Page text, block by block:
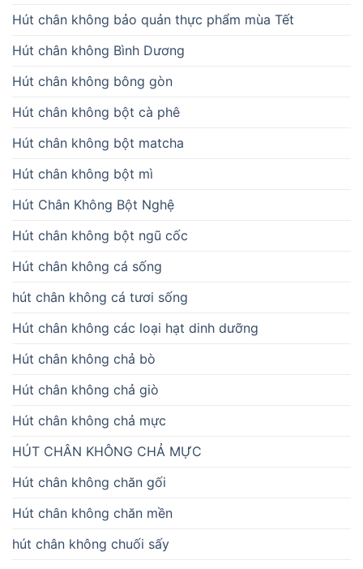
Hút chân không bảo quản thực phẩm mùa Tết
Hút chân không Bình Dương
Hút chân không bông gòn
Hút chân không bột cà phê
Hút chân không bột matcha
Hút chân không bột mì
Hút Chân Không Bột Nghệ
Hút chân không bột ngũ cốc
Hút chân không cá sống
hút chân không cá tươi sống
Hút chân không các loại hạt dinh dưỡng
Hút chân không chả bò
Hút chân không chả giò
Hút chân không chả mực
HÚT CHÂN KHÔNG CHẢ MỰC
Hút chân không chăn gối
Hút chân không chăn mền
hút chân không chuối sấy